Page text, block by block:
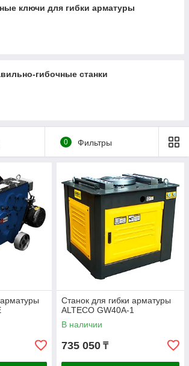
ключи для гибки арматуры
гибочные станки
0 Фильтры
Станок для гибки арматуры
ALTECO GW40A-1
В наличии
735 050 ₸